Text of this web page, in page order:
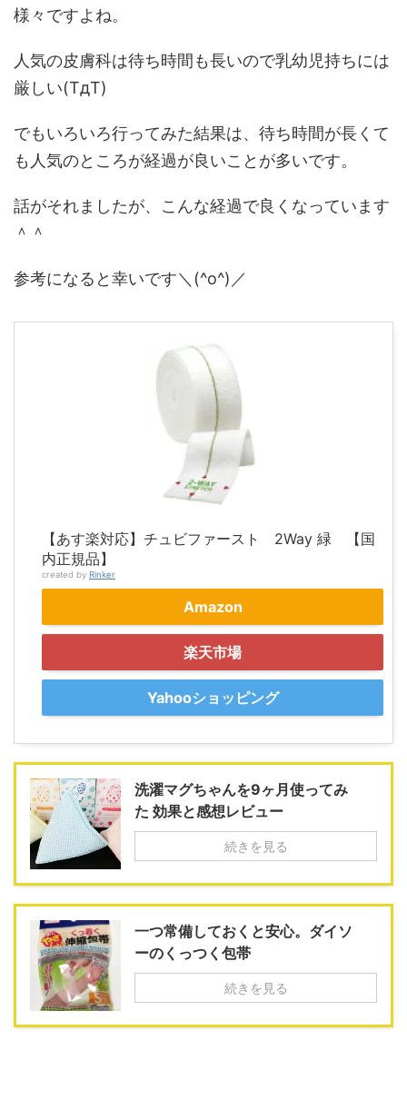
様々ですよね。
人気の皮膚科は待ち時間も長いので乳幼児持ちには
厳しい(TдT)
でもいろいろ行ってみた結果は、待ち時間が長くて
も人気のところが経過が良いことが多いです。
話がそれましたが、こんな経過で良くなっています
＾＾
参考になると幸いです＼(^o^)／
【あす楽対応】チュビファースト 2Way 緑 【国
内正規品】
created by Rinker
Amazon
楽天市場
Yahooショッピング
洗濯マグちゃんを9ヶ月使ってみ
た 効果と感想レビュー
続きを見る
一つ常備しておくと安心。ダイソ
ーのくっつく包帯
続きを見る